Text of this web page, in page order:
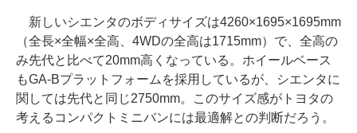
新しいシエンタのボディサイズは4260×1695×1695mm
（全長×全幅×全高、4WDの全高は1715mm）で、全高の
み先代と比べて20mm高くなっている。ホイールベース
もGA-Bプラットフォームを採用しているが、シエンタに
関しては先代と同じ2750mm。このサイズ感がトヨタの
考えるコンパクトミニバンには最適解との判断だろう。